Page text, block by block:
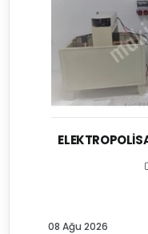
08 Ağu 2026